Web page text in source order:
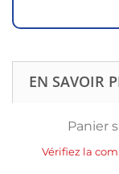
EN SAVOIR
Panier
Vérifiez la